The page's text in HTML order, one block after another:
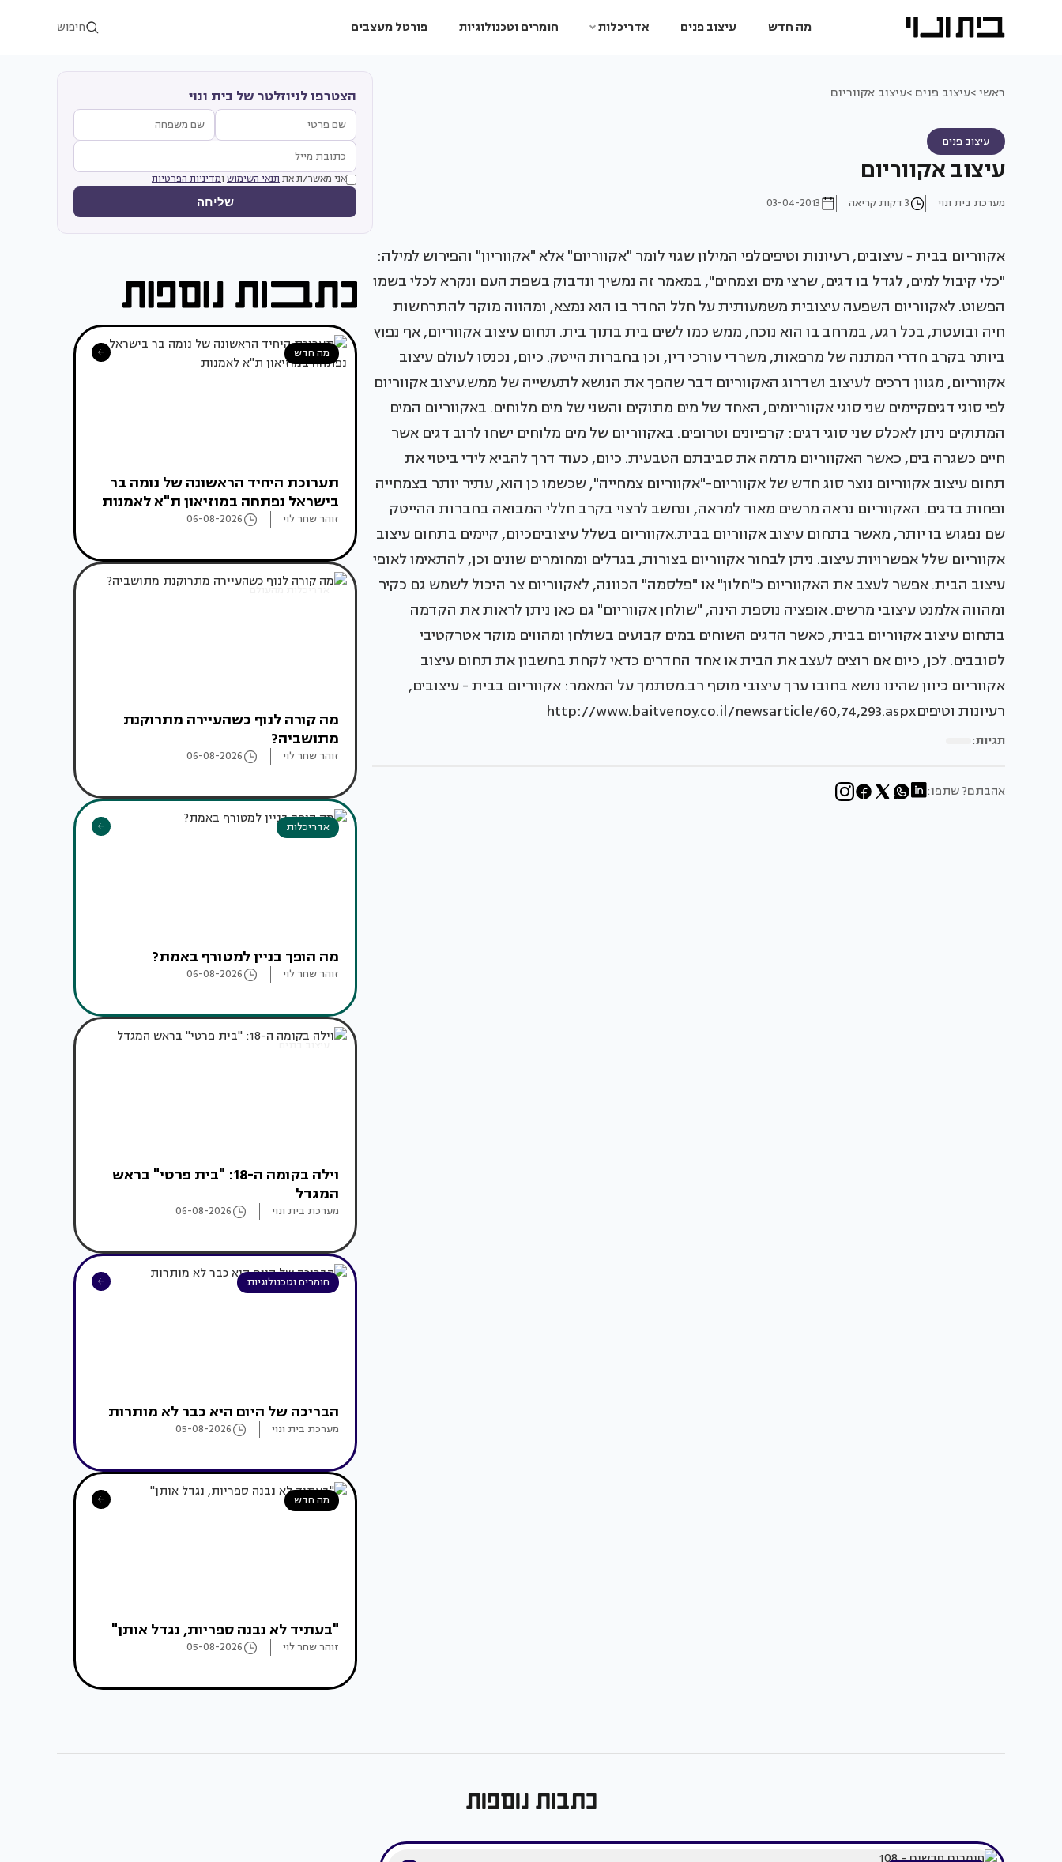
מה חדש עיצוב פנים אדריכלות חומרים וטכנולוגיות פורטל מעצבים חיפוש
ראשי >עיצוב פנים >עיצוב אקווריום
עיצוב פנים
עיצוב אקווריום
מערכת בית ונוי 3 דקות קריאה 03-04-2013
אקווריום בבית - עיצובים, רעיונות וטיפיםלפי המילון שגוי לומר "אקווריום" אלא "אקווריון" והפירוש למילה:
"כלי קיבול למים, לגדל בו דגים, שרצי מים וצמחים", במאמר זה נמשיך ונדבוק בשפת העם ונקרא לכלי בשמו
הפשוט. לאקווריום השפעה עיצובית משמעותית על חלל החדר בו הוא נמצא, ומהווה מוקד להתרחשות
חיה ובועטת, בכל רגע, במרחב בו הוא נוכח, ממש כמו לשים בית בתוך בית. תחום עיצוב אקווריום, אף נפוץ
ביותר בקרב חדרי המתנה של מרפאות, משרדי עורכי דין, וכן בחברות הייטק. כיום, נכנסו לעולם עיצוב
אקווריום, מגוון דרכים לעיצוב ושדרוג האקווריום דבר שהפך את הנושא לתעשייה של ממש.עיצוב אקווריום
לפי סוגי דגיםקיימים שני סוגי אקווריומים, האחד של מים מתוקים והשני של מים מלוחים. באקווריום המים
המתוקים ניתן לאכלס שני סוגי דגים: קרפיונים וטרופים. באקווריום של מים מלוחים ישחו לרוב דגים אשר
חיים כשגרה בים, כאשר האקווריום מדמה את סביבתם הטבעית. כיום, כעוד דרך להביא לידי ביטוי את
תחום עיצוב אקווריום נוצר סוג חדש של אקווריום-"אקווריום צמחייה", שכשמו כן הוא, עתיר יותר בצמחייה
ופחות בדגים. האקווריום נראה מרשים מאוד למראה, ונחשב לרצוי בקרב חללי המבואה בחברות ההייטק
שם נפגוש בו יותר, מאשר בתחום עיצוב אקווריום בבית.אקווריום בשלל עיצוביםכיום, קיימים בתחום עיצוב
אקווריום שלל אפשרויות עיצוב. ניתן לבחור אקווריום בצורות, בגדלים ומחומרים שונים וכן, להתאימו לאופי
עיצוב הבית. אפשר לעצב את האקווריום כ"חלון" או "פלסמה" הכוונה, לאקווריום צר היכול לשמש גם כקיר
ומהווה אלמנט עיצובי מרשים. אופציה נוספת הינה, "שולחן אקווריום" גם כאן ניתן לראות את הקדמה
בתחום עיצוב אקווריום בבית, כאשר הדגים השוחים במים קבועים בשולחן ומהווים מוקד אטרקטיבי
לסובבים. לכן, כיום אם רוצים לעצב את הבית או אחד החדרים כדאי לקחת בחשבון את תחום עיצוב
אקווריום כיוון שהינו נושא בחובו ערך עיצובי מוסף רב.מסתמך על המאמר: אקווריום בבית - עיצובים,
רעיונות וטיפיםhttp://www.baitvenoy.co.il/newsarticle/60,74,293.aspx
תגיות:
אהבתם? שתפו:
הצטרפו לניוזלטר של בית ונוי
אני מאשר/ת את תנאי השימוש ומדיניות הפרטיות
שליחה
מה חדש
תערוכת היחיד הראשונה של נומה בר
בישראל נפתחה במוזיאון ת"א לאמנות
זוהר שחר לוי 06-08-2026
אדריכלות מהעולם
מה קורה לנוף כשהעיירה מתרוקנת
מתושביה?
זוהר שחר לוי 06-08-2026
אדריכלות
מה הופך בניין למטורף באמת?
זוהר שחר לוי 06-08-2026
עיצוב בתים
וילה בקומה ה-18: "בית פרטי" בראש
המגדל
מערכת בית ונוי 06-08-2026
חומרים וטכנולוגיות
הבריכה של היום היא כבר לא מותרות
מערכת בית ונוי 05-08-2026
מה חדש
"בעתיד לא נבנה ספריות, נגדל אותן"
זוהר שחר לוי 05-08-2026
כתבות נוספות